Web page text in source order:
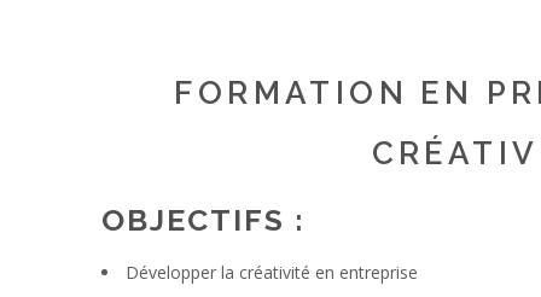
FORMATION EN
OBJECTIFS :
Développer la créativité en entreprise